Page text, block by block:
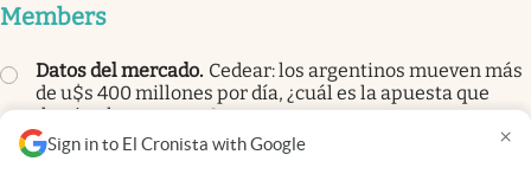
Sign in to El Cronista with Google ×
Members
Datos del mercado. Cedear: los argentinos mueven más
de u$s 400 millones por día, ¿cuál es la apuesta que
domina las carteras?
Deuda. A pesar de la volatilidad global, los bonos
argentinos resisten: cuáles son las causas